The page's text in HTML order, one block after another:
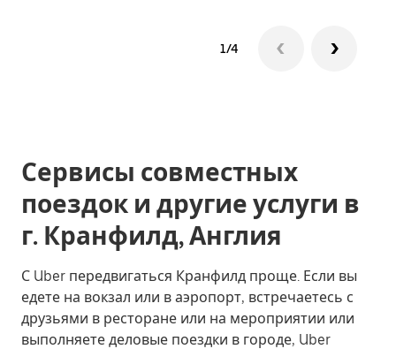
1/4
Сервисы совместных
поездок и другие услуги в
г. Кранфилд, Англия
С Uber передвигаться Кранфилд проще. Если вы
едете на вокзал или в аэропорт, встречаетесь с
друзьями в ресторане или на мероприятии или
выполняете деловые поездки в городе, Uber